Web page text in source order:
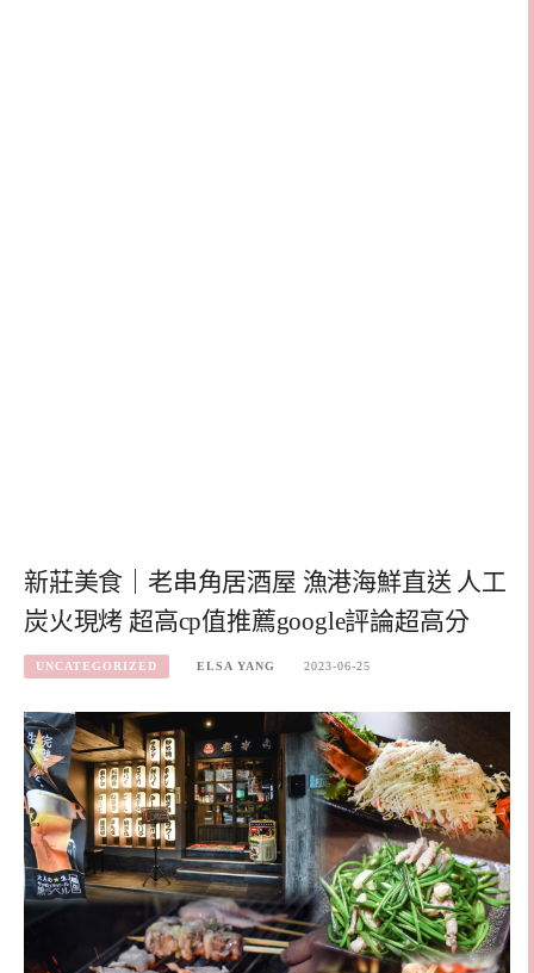
新莊美食｜老串角居酒屋 漁港海鮮直送 人工
炭火現烤 超高cp值推薦google評論超高分
UNCATEGORIZED ELSA YANG 2023-06-25